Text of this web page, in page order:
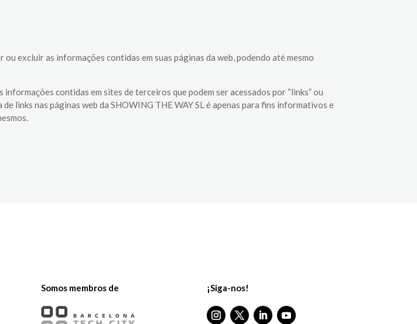
excluir as informações contidas em suas páginas da web, podendo até mesmo
contidas em sites de terceiros que podem ser acessados por “links” ou
links nas páginas web da SHOWING THE WAY SL é apenas para fins informativos e
Somos membros de ¡Siga-nos!